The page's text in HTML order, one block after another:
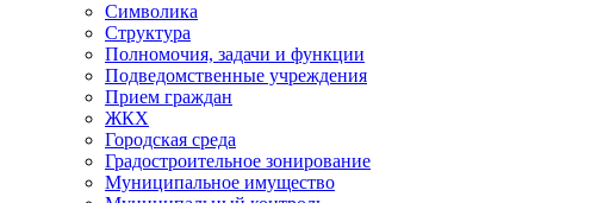
Символика
Структура
Полномочия, задачи и функции
Подведомственные учреждения
Прием граждан
ЖКХ
Городская среда
Градостроительное зонирование
Муниципальное имущество